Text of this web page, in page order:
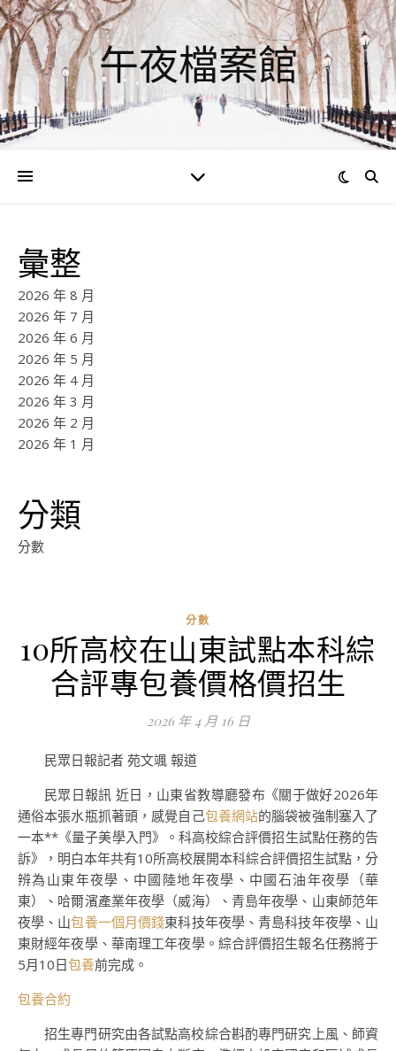
午夜檔案館
彙整
2026 年 8 月
2026 年 7 月
2026 年 6 月
2026 年 5 月
2026 年 4 月
2026 年 3 月
2026 年 2 月
2026 年 1 月
分類
分數
分數
10所高校在山東試點本科綜
合評專包養價格價招生
2026 年 4 月 16 日
民眾日報記者 苑文颯 報道
民眾日報訊 近日，山東省教導廳發布《關于做好2026年
通俗本張水瓶抓著頭，感覺自己包養網站的腦袋被強制塞入了
一本**《量子美學入門》。科高校綜合評價招生試點任務的告
訴》，明白本年共有10所高校展開本科綜合評價招生試點，分
辨為山東年夜學、中國陸地年夜學、中國石油年夜學（華
東）、哈爾濱產業年夜學（威海）、青島年夜學、山東師范年
夜學、山包養一個月價錢東科技年夜學、青島科技年夜學、山
東財經年夜學、華南理工年夜學。綜合評價招生報名任務將于
5月10日包養前完成。
包養合約
招生專門研究由各試點高校綜合斟酌專門研究上風、師資